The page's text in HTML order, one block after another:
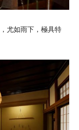
尤如雨下，極具特